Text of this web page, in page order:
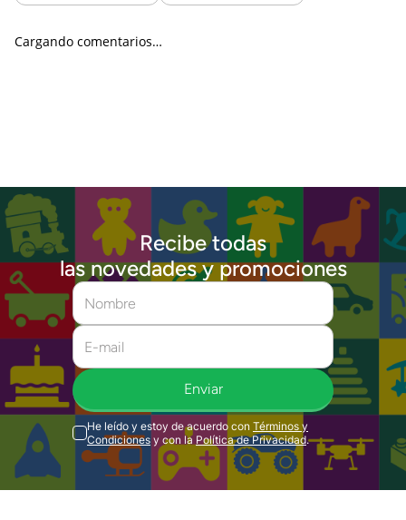
Cargando comentarios…
Recibe todas
las novedades y promociones
Enviar
He leído y estoy de acuerdo con Términos y
Condiciones y con la Política de Privacidad.